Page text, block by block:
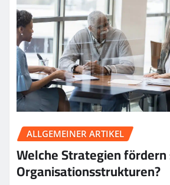
ALLGEMEINER ARTIKEL
Welche Strategien
Organisationsstrukturen?